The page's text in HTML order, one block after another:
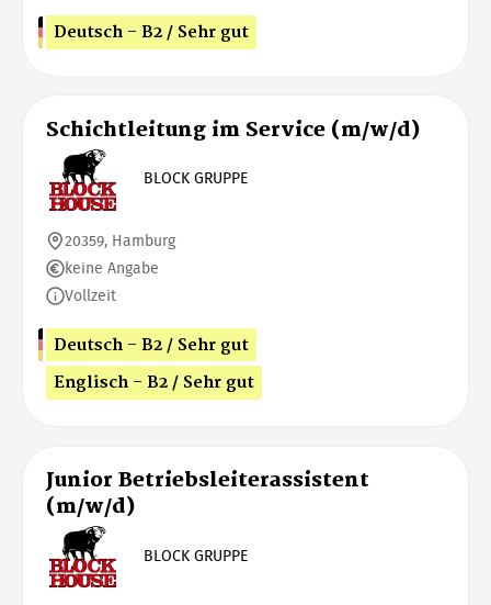
Deutsch - B2 / Sehr gut
Schichtleitung im Service (m/w/d)
BLOCK GRUPPE
20359, Hamburg
keine Angabe
Vollzeit
Deutsch - B2 / Sehr gut
Englisch - B2 / Sehr gut
Junior Betriebsleiterassistent
(m/w/d)
BLOCK GRUPPE